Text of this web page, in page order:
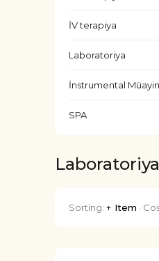
İV terapiya
Laboratoriya
İnstrumental
SPA
Laboratoriya
Sorting: ↑ Item ·